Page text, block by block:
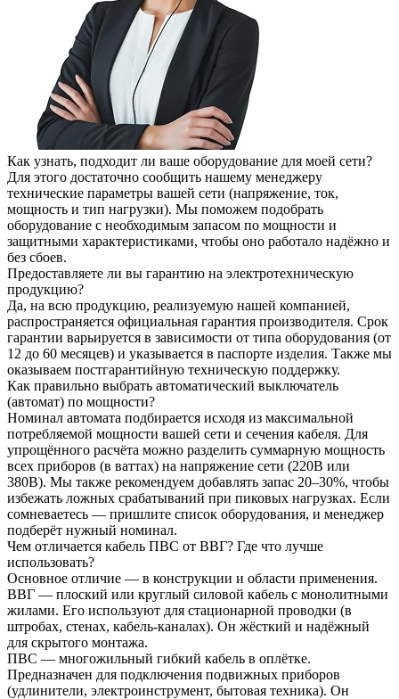
Как узнать, подходит ли ваше оборудование для моей сети?
Для этого достаточно сообщить нашему менеджеру
технические параметры вашей сети (напряжение, ток,
мощность и тип нагрузки). Мы поможем подобрать
оборудование с необходимым запасом по мощности и
защитными характеристиками, чтобы оно работало надёжно и
без сбоев.
Предоставляете ли вы гарантию на электротехническую
продукцию?
Да, на всю продукцию, реализуемую нашей компанией,
распространяется официальная гарантия производителя. Срок
гарантии варьируется в зависимости от типа оборудования (от
12 до 60 месяцев) и указывается в паспорте изделия. Также мы
оказываем постгарантийную техническую поддержку.
Как правильно выбрать автоматический выключатель
(автомат) по мощности?
Номинал автомата подбирается исходя из максимальной
потребляемой мощности вашей сети и сечения кабеля. Для
упрощённого расчёта можно разделить суммарную мощность
всех приборов (в ваттах) на напряжение сети (220В или
380В). Мы также рекомендуем добавлять запас 20–30%, чтобы
избежать ложных срабатываний при пиковых нагрузках. Если
сомневаетесь — пришлите список оборудования, и менеджер
подберёт нужный номинал.
Чем отличается кабель ПВС от ВВГ? Где что лучше
использовать?
Основное отличие — в конструкции и области применения.
ВВГ — плоский или круглый силовой кабель с монолитными
жилами. Его используют для стационарной проводки (в
штробах, стенах, кабель-каналах). Он жёсткий и надёжный
для скрытого монтажа.
ПВС — многожильный гибкий кабель в оплётке.
Предназначен для подключения подвижных приборов
(удлинители, электроинструмент, бытовая техника). Он